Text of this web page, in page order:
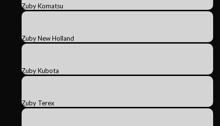
Zuby Komatsu
Zuby New Holland
Zuby Kubota
Zuby Terex